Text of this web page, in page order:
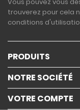
Vous pouvez vous
trouverez pour cela
conditions
PRODUITS
NOTRE SOCIÉTÉ
VOTRE COMPTE